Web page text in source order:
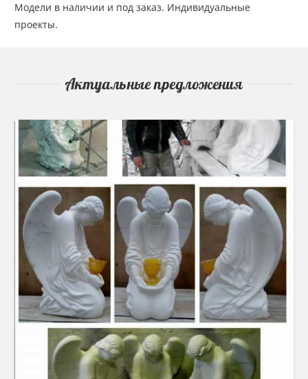
Модели в наличии и под заказ. Индивидуальные
проекты.
Актуальные предложения